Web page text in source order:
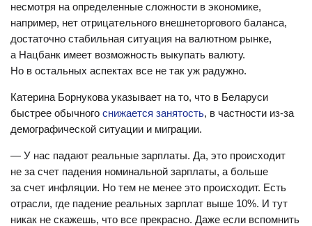
несмотря на определенные сложности в экономике,
например, нет отрицательного внешнеторгового баланса,
достаточно стабильная ситуация на валютном рынке,
а Нацбанк имеет возможность выкупать валюту.
Но в остальных аспектах все не так уж радужно.
Катерина Борнукова указывает на то, что в Беларуси
быстрее обычного снижается занятость, в частности из-за
демографической ситуации и миграции.
— У нас падают реальные зарплаты. Да, это происходит
не за счет падения номинальной зарплаты, а больше
за счет инфляции. Но тем не менее это происходит. Есть
отрасли, где падение реальных зарплат выше 10%. И тут
никак не скажешь, что все прекрасно. Даже если вспомнить